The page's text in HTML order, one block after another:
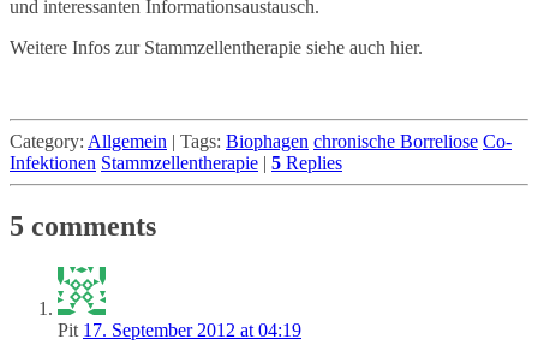
und interessanten Informationsaustausch.
Weitere Infos zur Stammzellentherapie siehe auch hier.
Category: Allgemein | Tags: Biophagen chronische Borreliose Co-
Infektionen Stammzellentherapie | 5 Replies
5 comments
Pit 17. September 2012 at 04:19